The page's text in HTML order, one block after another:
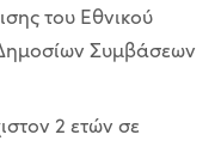
του Εθνικού
Συμβάσεων
2 ετών σε